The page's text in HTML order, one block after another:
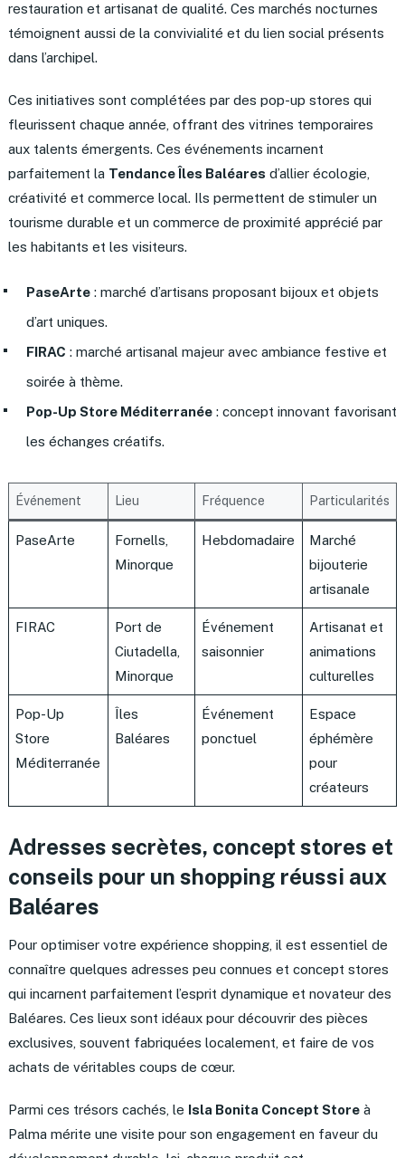
restauration et artisanat de qualité. Ces marchés nocturnes
témoignent aussi de la convivialité et du lien social présents
dans l’archipel.
Ces initiatives sont complétées par des pop-up stores qui
fleurissent chaque année, offrant des vitrines temporaires
aux talents émergents. Ces événements incarnent
parfaitement la Tendance Îles Baléares d’allier écologie,
créativité et commerce local. Ils permettent de stimuler un
tourisme durable et un commerce de proximité apprécié par
les habitants et les visiteurs.
PaseArte: marché d’artisans proposant bijoux et objets
d’art uniques.
FIRAC : marché artisanal majeur avec ambiance festive et
soirée à thème.
Pop-Up Store Méditerranée: concept innovant favorisant
les échanges créatifs.
Événement Lieu Fréquence Particularités
PaseArte
Fornells,
Minorque
Hebdomadaire
Marché
bijouterie
artisanale
FIRAC
Port de
Ciutadella,
Minorque
Événement
saisonnier
Artisanat et
animations
culturelles
Pop-Up
Store
Méditerranée
Îles
Baléares
Événement
ponctuel
Espace
éphémère
pour
créateurs
Adresses secrètes, concept stores et
conseils pour un shopping réussi aux
Baléares
Pour optimiser votre expérience shopping, il est essentiel de
connaître quelques adresses peu connues et concept stores
qui incarnent parfaitement l’esprit dynamique et novateur des
Baléares. Ces lieux sont idéaux pour découvrir des pièces
exclusives, souvent fabriquées localement, et faire de vos
achats de véritables coups de cœur.
Parmi ces trésors cachés, le Isla Bonita Concept Storeà
Palma mérite une visite pour son engagement en faveur du